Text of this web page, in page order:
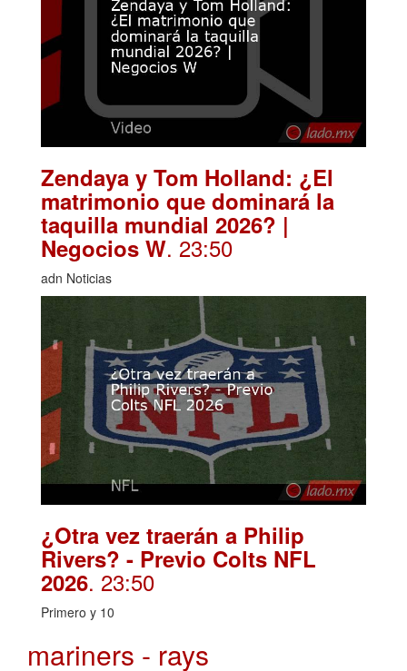
Zendaya y Tom Holland: ¿El
matrimonio que dominará la
taquilla mundial 2026? |
Negocios W. 23:50
adn Noticias
¿Otra vez traerán a Philip
Rivers? - Previo Colts NFL
2026. 23:50
Primero y 10
mariners - rays